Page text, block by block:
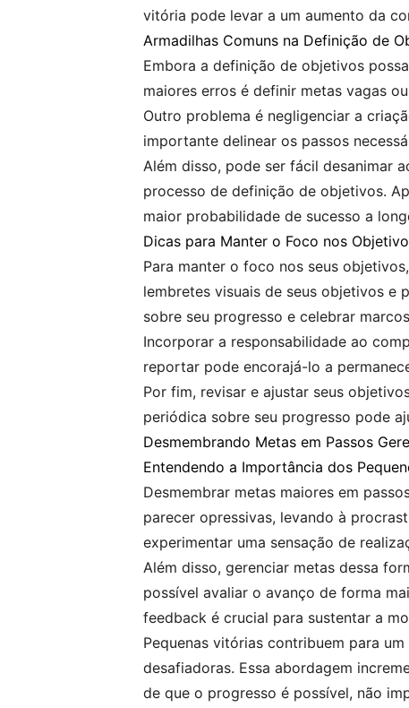
vitória pode levar a um aumento da
Armadilhas Comuns na Definição de
Embora a definição de objetivos
maiores erros é definir metas vagas
Outro problema é negligenciar a
importante delinear os passos
Além disso, pode ser fácil desanimar
processo de definição de objetivos.
maior probabilidade de sucesso a
Dicas para Manter o Foco nos
Para manter o foco nos seus
lembretes visuais de seus objetivos e
sobre seu progresso e celebrar
Incorporar a responsabilidade ao
reportar pode encorajá-lo a
Por fim, revisar e ajustar seus
periódica sobre seu progresso pode
Desmembrando Metas em Passos
Entendendo a Importância dos
Desmembrar metas maiores em
parecer opressivas, levando à
experimentar uma sensação de
Além disso, gerenciar metas dessa
possível avaliar o avanço de forma
feedback é crucial para sustentar a
Pequenas vitórias contribuem para
desafiadoras. Essa abordagem
de que o progresso é possível, não